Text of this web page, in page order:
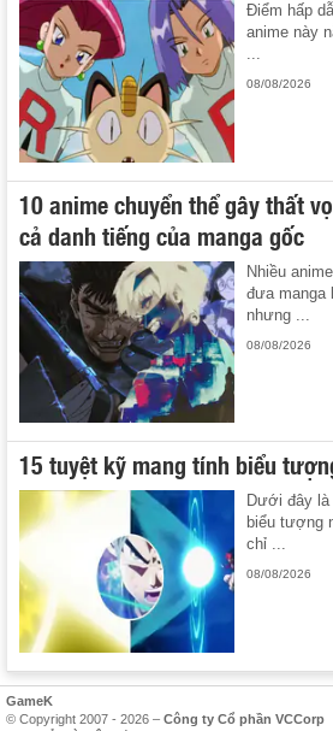
Điểm hấp
anime này
...
08/08/2026
10 anime chuyển thể gây thất
cả danh tiếng của manga gốc
Nhiều
đưa manga
nhưng ...
08/08/2026
15 tuyệt kỹ mang tính biểu
Dưới đây
biểu tượng
chỉ ...
08/08/2026
GameK
© Copyright 2007 - 2026 – Công ty Cổ phần VCCorp